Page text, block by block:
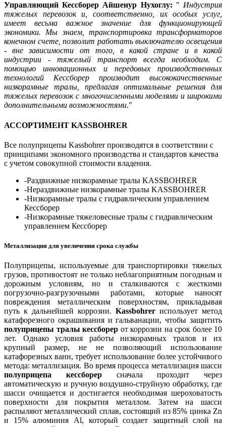
Управляющий Кессборер Айшенур Нухоглу: " Индустрия
тяжелых перевозок и, соответственно, их особых услуг,
имеет весьма важное значение для функционирующей
экономики. Мы знаем, транспортировка трансформаторов
конечном счете, позволит работать выключателю освещения
- вне зависимости от того, в какой стране и в какой
индустрии - тяжелый транспорт всегда необходим. С
помощью инновационных и передовых производственных
технологий Кессборер производит высококачественные
низкорамные тралы, предлагая оптимальные решения для
тяжелых перевозок с многочисленными моделями и широкими
дополнительными возможностями."
АССОРТИМЕНТ KASSBOHRER
Все полуприцепы Kassbohrer производятся в соответствии с
принципами экономного производства и стандартов качества
с учетом совокупной стоимости владения.
-Раздвижные низкорамные тралы KASSBOHRER
-Нераздвижные низкорамные тралы KASSBOHRER
-Низкорамные тралы с гидравлическим управлением
Кессборер
-Низкорамные тяжеловесные тралы с гидравлическим
управлением Кессборер
Металлизация для увеличения срока службы
Полуприцепы, используемые для транспортировки тяжелых
грузов, противостоят не только неблагоприятным погодным и
дорожным условиям, но и сталкиваются с жесткими
погрузочно-разгрузочными работами, которые наносят
повреждения металлическим поверхностям, прикладывая
путь к дальнейшей коррозии. Kassbohrer использует метод
катафорезного окрашивания и гальванации, чтобы защитить
полуприцепы тралы кессборер от коррозии на срок более 10
лет. Однако условия работы низкорамных тралов и их
крупный размер, не не позволяющий использование
катафорезных ванн, требует использование более устойчивого
метода: металлизация. Во время процесса металлизация шасси
полуприцепа кессборерсначала проходит через
автоматическую и ручную воздушно-струйную обработку, где
шасси очищается и достигается необходимая шероховатость
поверхности для покрытия металлом. Затем на шасси
распыляют металлический сплав, состоящий из 85% цинка Zn
и 15% алюминия Al, который создает защитный слой на